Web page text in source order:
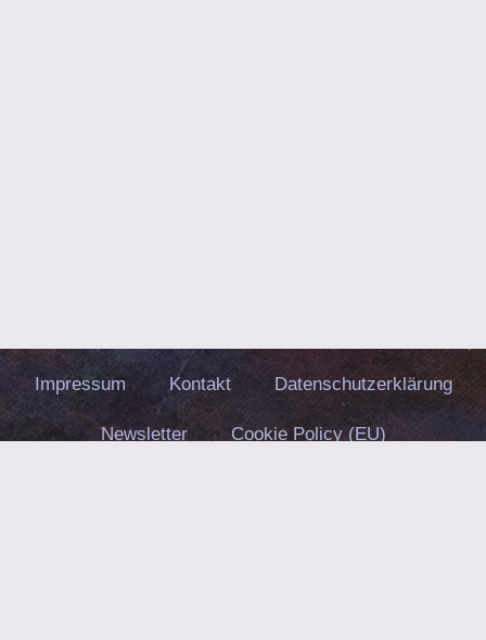
Impressum Kontakt Datenschutzerklärung
Newsletter Cookie Policy (EU)